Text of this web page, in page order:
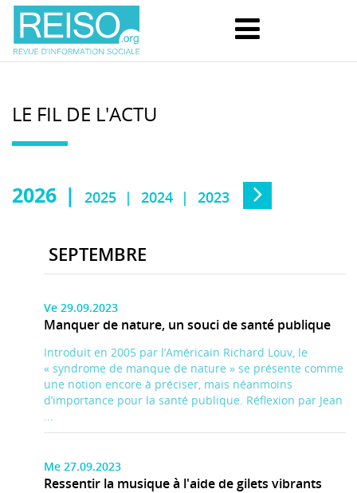
LE FIL DE L'ACTU
2026 2025 2024 2023
SEPTEMBRE
Ve 29.09.2023
Manquer de nature, un souci de santé publique
Introduit en 2005 par l’Américain Richard Louv, le
« syndrome de manque de nature » se présente comme
une notion encore à préciser, mais néanmoins
d’importance pour la santé publique. Réflexion par Jean
...
Me 27.09.2023
Ressentir la musique à l'aide de gilets vibrants